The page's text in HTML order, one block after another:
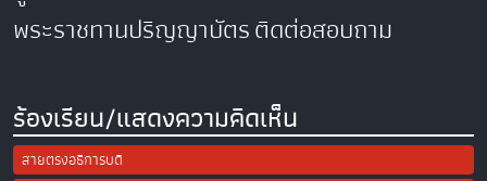
พระราชทานปริญญาบัตรติดต่อสอบถาม
ร้องเรียน/แสดงความคิดเห็น
สายตรงอธิการบดี